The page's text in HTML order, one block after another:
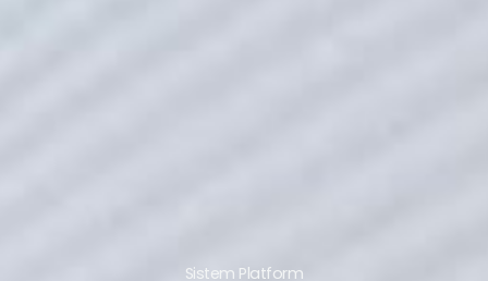
Sistem Platform